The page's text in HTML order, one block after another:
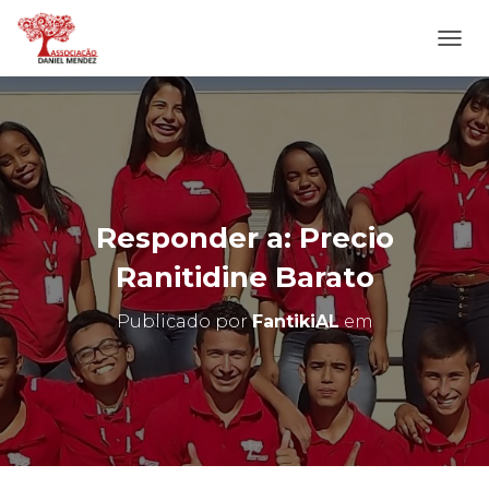
L
T
E
R
N
A
N
A
E
G
O
Responder a: Precio
Ranitidine Barato
Publicado porFantikiALem